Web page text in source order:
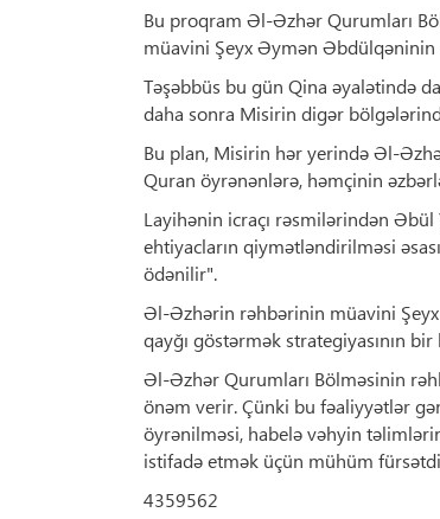
Bu proqram Əl-Əzhər Qurumları
müavini Şeyx Əymən Əbdülqəninin
Təşəbbüs bu gün Qina əyalətində
daha sonra Misirin digər
Bu plan, Misirin hər yerində Əl-
Quran öyrənənlərə, həmçinin
Layihənin icraçı rəsmilərindən
ehtiyacların qiymətləndirilməsi
ödənilir".
Əl-Əzhərin rəhbərinin müavini
qayğı göstərmək strategiyasının
Əl-Əzhər Qurumları Bölməsinin
önəm verir. Çünki bu fəaliyyətlər
öyrənilməsi, habelə vəhyin
istifadə etmək üçün mühüm
4359562